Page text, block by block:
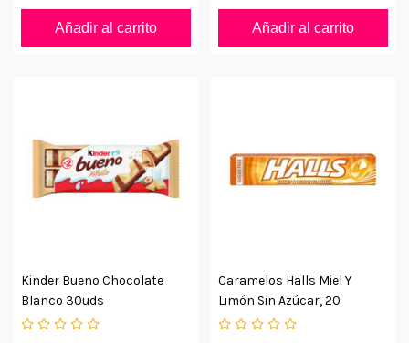
Añadir al carrito Añadir al carrito
Kinder Bueno Chocolate
Blanco 30uds
Caramelos Halls Miel Y
Limón Sin Azúcar, 20
Unidades